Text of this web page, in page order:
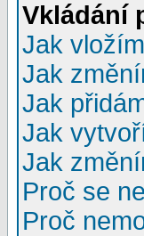
Vkládání
Jak
Jak
Jak
Jak
Jak
Proč se
Proč